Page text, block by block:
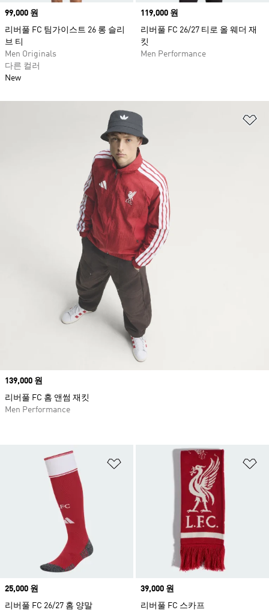
Price
99,000 원
리버풀 FC 팀가이스트 26 롱 슬리
브 티
Men Originals
다른 컬러
New
Price
119,000 원
리버풀 FC 26/27 티로 올 웨더 재
킷
Men Performance
Price
25,000 원
리버풀 FC 26/27 홈 양말
Price
39,000 원
리버풀 FC 스카프
Price
139,000 원
리버풀 FC 홈 앤썸 재킷
Men Performance